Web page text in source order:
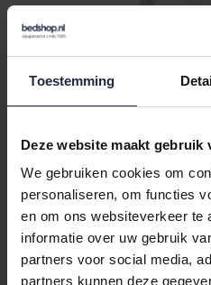
Toestemming
Deze website maakt gebruik
We gebruiken cookies om
personaliseren, om functies
en om ons websiteverkeer te
informatie over uw gebruik
partners voor social media,
partners kunnen deze
Cawö Refill Room
Pine/Jasmin/